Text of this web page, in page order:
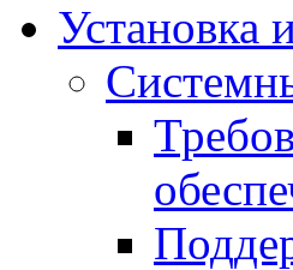
Установка